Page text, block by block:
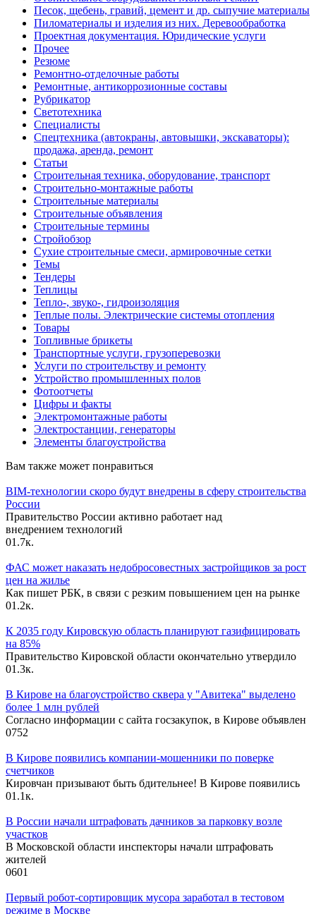
Песок, щебень, гравий, цемент и др. сыпучие материалы
Пиломатериалы и изделия из них. Деревообработка
Проектная документация. Юридические услуги
Прочее
Резюме
Ремонтно-отделочные работы
Ремонтные, антикоррозионные составы
Рубрикатор
Светотехника
Специалисты
Спецтехника (автокраны, автовышки, экскаваторы):
продажа, аренда, ремонт
Статьи
Строительная техника, оборудование, транспорт
Строительно-монтажные работы
Строительные материалы
Строительные объявления
Строительные термины
Стройобзор
Сухие строительные смеси, армировочные сетки
Темы
Тендеры
Теплицы
Тепло-, звуко-, гидроизоляция
Теплые полы. Электрические системы отопления
Товары
Топливные брикеты
Транспортные услуги, грузоперевозки
Услуги по строительству и ремонту
Устройство промышленных полов
Фотоотчеты
Цифры и факты
Электромонтажные работы
Электростанции, генераторы
Элементы благоустройства
Вам также может понравиться
BIM-технологии скоро будут внедрены в сферу строительства
России
Правительство России активно работает над
внедрением технологий
01.7к.
ФАС может наказать недобросовестных застройщиков за рост
цен на жилье
Как пишет РБК, в связи с резким повышением цен на рынке
01.2к.
К 2035 году Кировскую область планируют газифицировать
на 85%
Правительство Кировской области окончательно утвердило
01.3к.
В Кирове на благоустройство сквера у "Авитека" выделено
более 1 млн рублей
Согласно информации с сайта госзакупок, в Кирове объявлен
0752
В Кирове появились компании-мошенники по поверке
счетчиков
Кировчан призывают быть бдительнее! В Кирове появились
01.1к.
В России начали штрафовать дачников за парковку возле
участков
В Московской области инспекторы начали штрафовать
жителей
0601
Первый робот-сортировщик мусора заработал в тестовом
режиме в Москве